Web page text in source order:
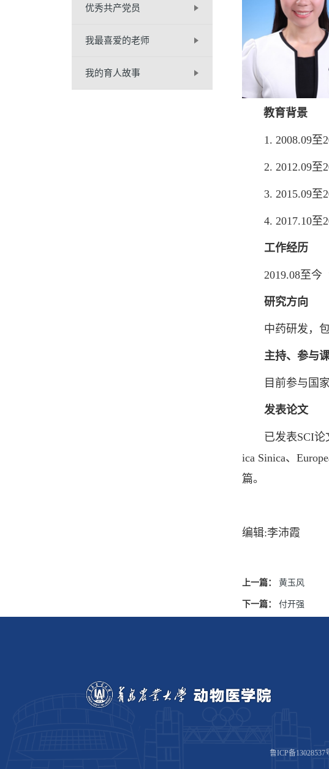
优秀共产党员
我最喜爱的老师
我的育人故事
教育背景
1. 2008.09至
2. 2012.09至
3. 2015.09至
4. 2017.10至
工作经历
2019.08至今
研究方向
中药研发，包
主持、参与
目前参与国家
发表论文
已发表SCI论文
ica Sinica、
篇。
编辑:李沛霞
上一篇： 黄玉风
下一篇： 付开强
鲁ICP备13028537